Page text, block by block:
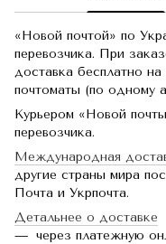
«Новой почтой» по
перевозчика. При
доставка бесплатно
почтоматы (по одному
Курьером «Новой
перевозчика.
Международная
другие страны мира
Почта и Укрпочта.
Детальнее о доставке
через платежную